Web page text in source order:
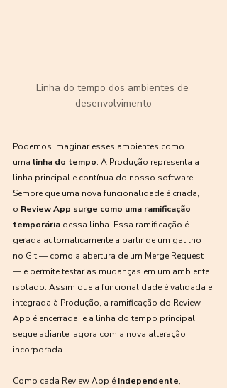
Linha do tempo dos ambientes de
desenvolvimento
Podemos imaginar esses ambientes como
uma linha do tempo. A Produção representa a
linha principal e contínua do nosso software.
Sempre que uma nova funcionalidade é criada,
o Review App surge como uma ramificação
temporária dessa linha. Essa ramificação é
gerada automaticamente a partir de um gatilho
no Git — como a abertura de um Merge Request
— e permite testar as mudanças em um ambiente
isolado. Assim que a funcionalidade é validada e
integrada à Produção, a ramificação do Review
App é encerrada, e a linha do tempo principal
segue adiante, agora com a nova alteração
incorporada.
Como cada Review App é independente,